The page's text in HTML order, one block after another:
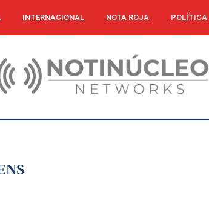
INTERNACIONAL NOTA ROJA POLÍTICA